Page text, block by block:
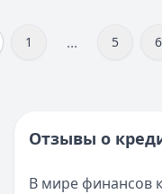
1 ... 5 6
Отзывы о
В мире финансов